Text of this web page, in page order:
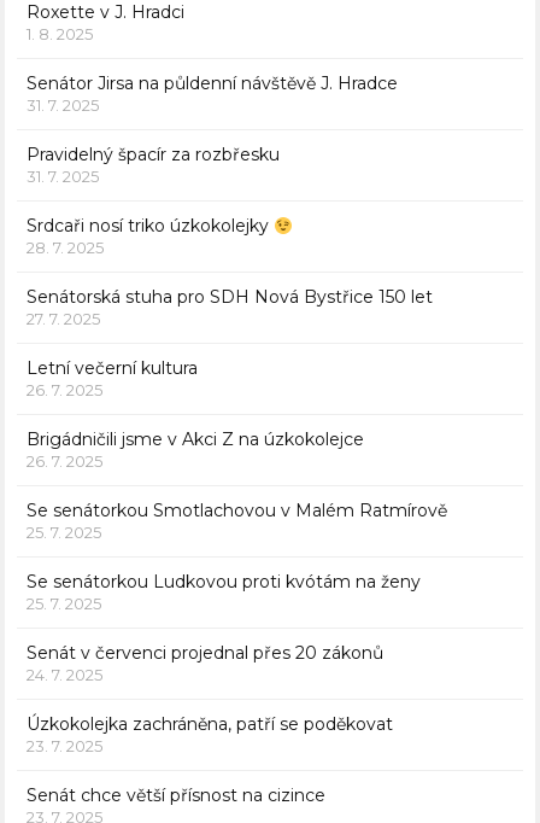
Roxette v J. Hradci
1. 8. 2025
Senátor Jirsa na půldenní návštěvě J. Hradce
31. 7. 2025
Pravidelný špacír za rozbřesku
31. 7. 2025
Srdcaři nosí triko úzkokolejky
28. 7. 2025
Senátorská stuha pro SDH Nová Bystřice 150 let
27. 7. 2025
Letní večerní kultura
26. 7. 2025
Brigádničili jsme v Akci Z na úzkokolejce
26. 7. 2025
Se senátorkou Smotlachovou v Malém Ratmírově
25. 7. 2025
Se senátorkou Ludkovou proti kvótám na ženy
25. 7. 2025
Senát v červenci projednal přes 20 zákonů
24. 7. 2025
Úzkokolejka zachráněna, patří se poděkovat
23. 7. 2025
Senát chce větší přísnost na cizince
23. 7. 2025